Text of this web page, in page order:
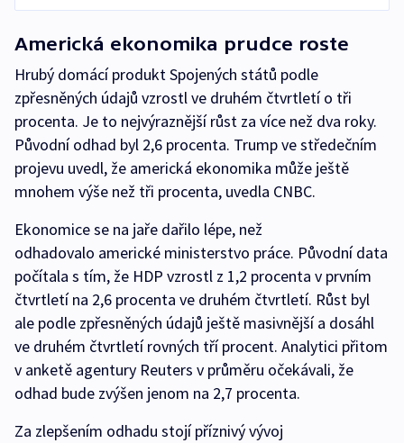
Americká ekonomika prudce roste
Hrubý domácí produkt Spojených států podle
zpřesněných údajů vzrostl ve druhém čtvrtletí o tři
procenta. Je to nejvýraznější růst za více než dva roky.
Původní odhad byl 2,6 procenta. Trump ve středečním
projevu uvedl, že americká ekonomika může ještě
mnohem výše než tři procenta, uvedla CNBC.
Ekonomice se na jaře dařilo lépe, než
odhadovalo americké ministerstvo práce. Původní data
počítala s tím, že HDP vzrostl z 1,2 procenta v prvním
čtvrtletí na 2,6 procenta ve druhém čtvrtletí. Růst byl
ale podle zpřesněných údajů ještě masivnější a dosáhl
ve druhém čtvrtletí rovných tří procent. Analytici přitom
v anketě agentury Reuters v průměru očekávali, že
odhad bude zvýšen jenom na 2,7 procenta.
Za zlepšením odhadu stojí příznivý vývoj